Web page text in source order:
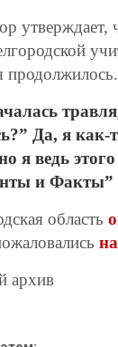
утверждает,
продолжилось.
Да, я
я ведь
и Факты”
область
архив